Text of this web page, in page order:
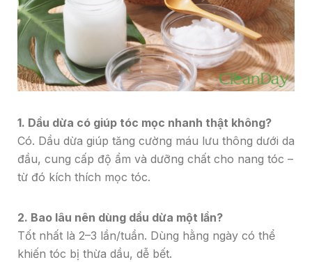
1. Dầu dừa có giúp tóc mọc nhanh thật không?
Có. Dầu dừa giúp tăng cường máu lưu thông dưới da
đầu, cung cấp độ ẩm và dưỡng chất cho nang tóc –
từ đó kích thích mọc tóc.
2. Bao lâu nên dùng dầu dừa một lần?
Tốt nhất là 2–3 lần/tuần. Dùng hằng ngày có thể
khiến tóc bị thừa dầu, dễ bết.